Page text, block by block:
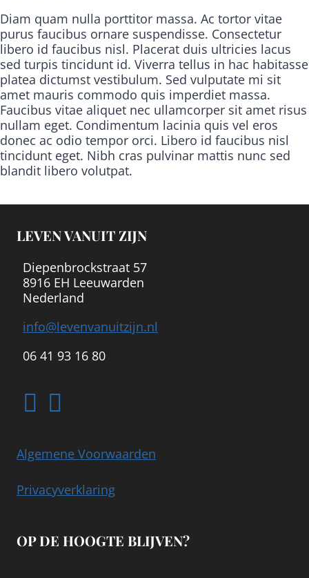
Diam quam nulla porttitor massa. Ac tortor vitae
purus faucibus ornare suspendisse. Consectetur
libero id faucibus nisl. Placerat duis ultricies lacus
sed turpis tincidunt id. Viverra tellus in hac habitasse
platea dictumst vestibulum. Sed vulputate mi sit
amet mauris commodo quis imperdiet massa.
Faucibus vitae aliquet nec ullamcorper sit amet risus
nullam eget. Condimentum lacinia quis vel eros
donec ac odio tempor orci. Libero id faucibus nisl
tincidunt eget. Nibh cras pulvinar mattis nunc sed
blandit libero volutpat.
LEVEN VANUIT ZIJN
Diepenbrockstraat 57
8916 EH Leeuwarden
Nederland
info@levenvanuitzijn.nl
06 41 93 16 80
Algemene Voorwaarden
Privacyverklaring
OP DE HOOGTE BLIJVEN?